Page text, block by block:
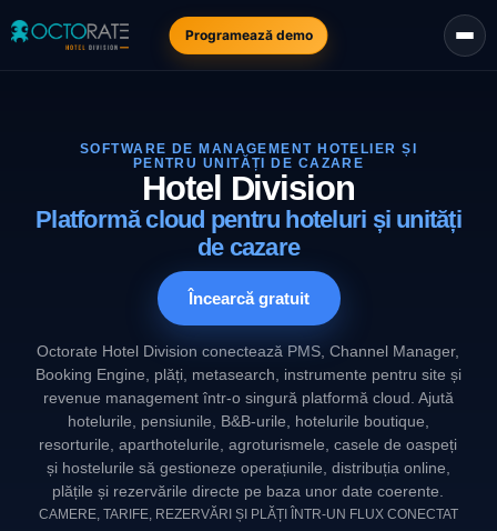
Programează demo
SOFTWARE DE MANAGEMENT HOTELIER ȘI
PENTRU UNITĂȚI DE CAZARE
Hotel Division
Platformă cloud pentru hoteluri și unități
de cazare
Octorate Hotel Division conectează PMS, Channel Manager,
Booking Engine, plăți, metasearch, instrumente pentru site și
revenue management într-o singură platformă cloud. Ajută
hotelurile, pensiunile, B&B-urile, hotelurile boutique,
resorturile, aparthotelurile, agroturismele, casele de oaspeți
și hostelurile să gestioneze operațiunile, distribuția online,
plățile și rezervările directe pe baza unor date coerente.
Încearcă gratuit
CAMERE, TARIFE, REZERVĂRI ȘI PLĂȚI ÎNTR-UN FLUX CONECTAT